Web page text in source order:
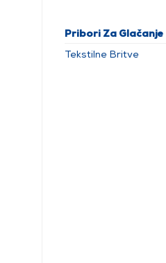
Pribori Za Glačanje
Tekstilne Britve